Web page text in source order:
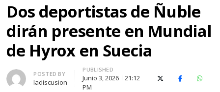
Dos deportistas de Ñuble
dirán presente en Mundial
de Hyrox en Suecia
Author
POSTED BY
ladiscusion
PUBLISHED
Junio 3, 2026
21:12
PM
X (Twitter)Facebook